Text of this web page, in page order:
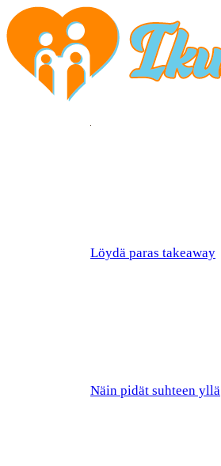
Löydä paras takeaway
Näin pidät suhteen yllä